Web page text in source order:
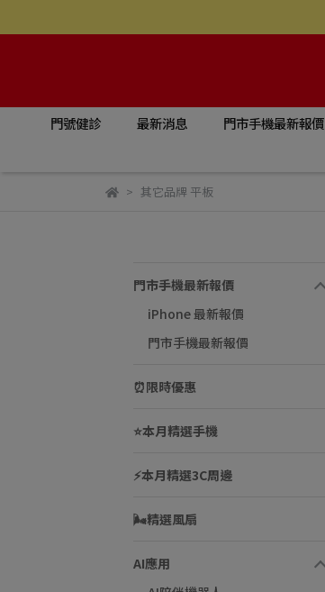
門號健診 最新消息 門市手機最新報價
其它品牌 平板
門市手機最新報價
iPhone 最新報價
門市手機最新報價
⏰限時優惠
⭐本月精選手機
⚡本月精選3C周邊
🌬️精選風扇
AI應用